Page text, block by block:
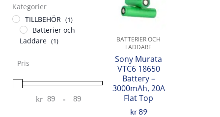
Kategorier
TILLBEHÖR (1)
Batterier och
Laddare (1)
Pris
kr Minimum Price
-
Maximum Price
BATTERIER OCH
LADDARE
Sony Murata
VTC6 18650
Battery –
3000mAh, 20A
Flat Top
kr89